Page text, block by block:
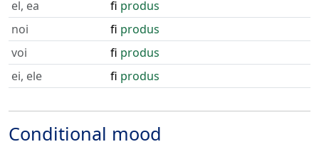
el, ea
fi produs
noi
fi produs
voi
fi produs
ei, ele
fi produs
Conditional mood